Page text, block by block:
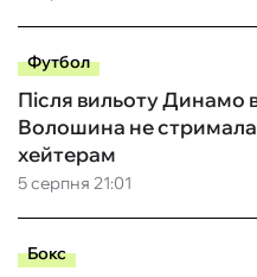
Футбол
5 серпня 21:01
Після вильоту
Волошина не
хейтерам
Бокс